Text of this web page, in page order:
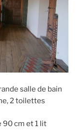
salle de bain
2 toilettes
90 cm et 1 lit